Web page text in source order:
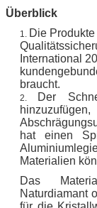
Überblick
1. Die
International
braucht.
2.
Der
hat einen
Materialien
Das
Naturdiamant